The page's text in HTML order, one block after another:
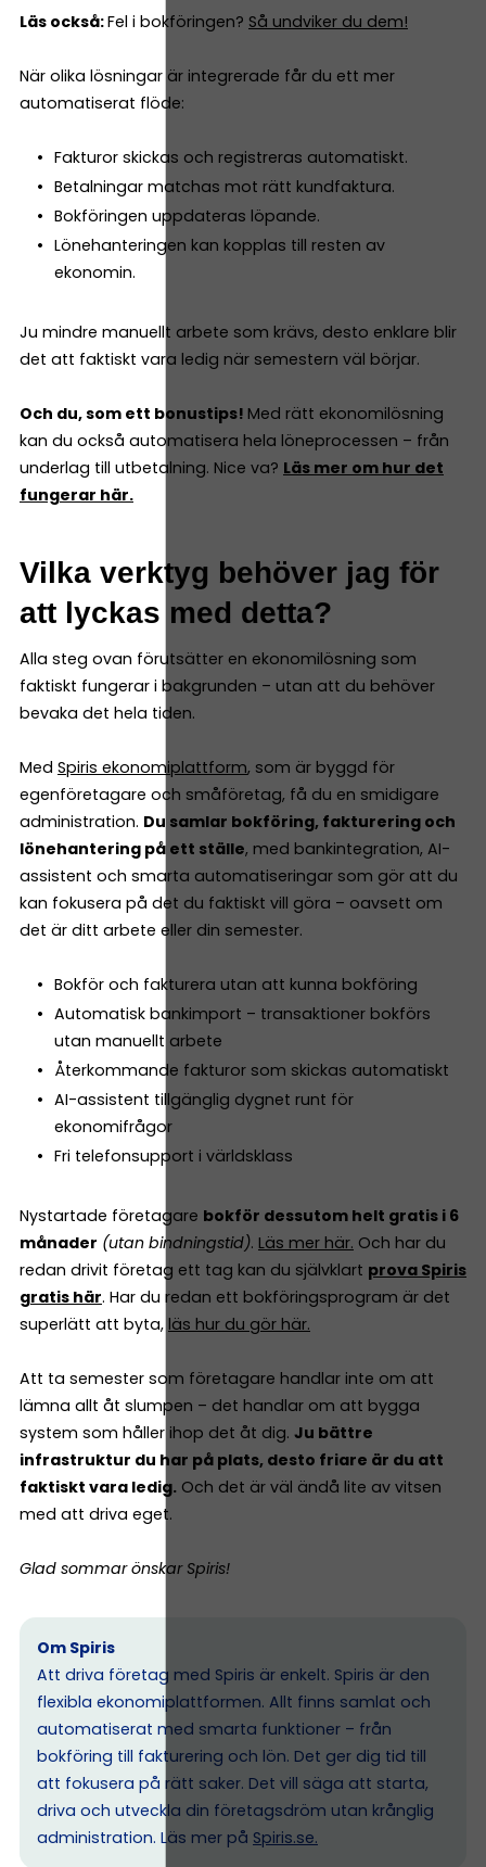
Läs också:Fel i bokföringen? Så undviker du dem!
När olika lösningar är integrerade får du ett mer
automatiserat flöde:
Fakturor skickas och registreras automatiskt.
Betalningar matchas mot rätt kundfaktura.
Bokföringen uppdateras löpande.
Lönehanteringen kan kopplas till resten av
ekonomin.
Ju mindre manuellt arbete som krävs, desto enklare blir
det att faktiskt vara ledig när semestern väl börjar.
Och du, som ett bonustips! Med rätt ekonomilösning
kan du också automatisera hela löneprocessen – från
underlag till utbetalning. Nice va? Läs mer om hur det
fungerar här.
Vilka verktyg behöver jag för
att lyckas med detta?
Alla steg ovan förutsätter en ekonomilösning som
faktiskt fungerar i bakgrunden – utan att du behöver
bevaka det hela tiden.
Med Spiris ekonomiplattform, som är byggd för
egenföretagare och småföretag, få du en smidigare
administration. Du samlar bokföring, fakturering och
lönehantering på ett ställe, med bankintegration, AI-
assistent och smarta automatiseringar som gör att du
kan fokusera på det du faktiskt vill göra – oavsett om
det är ditt arbete eller din semester.
Bokför och fakturera utan att kunna bokföring
Automatisk bankimport – transaktioner bokförs
utan manuellt arbete
Återkommande fakturor som skickas automatiskt
AI-assistent tillgänglig dygnet runt för
ekonomifrågor
Fri telefonsupport i världsklass
Nystartade företagare bokför dessutom helt gratis i 6
månader (utan bindningstid). Läs mer här. Och har du
redan drivit företag ett tag kan du självklart prova Spiris
gratis här. Har du redan ett bokföringsprogram är det
superlätt att byta, läs hur du gör här.
Att ta semester som företagare handlar inte om att
lämna allt åt slumpen – det handlar om att bygga
system som håller ihop det åt dig. Ju bättre
infrastruktur du har på plats, desto friare är du att
faktiskt vara ledig. Och det är väl ändå lite av vitsen
med att driva eget.
Glad sommar önskar Spiris!
Om Spiris
Att driva företag med Spiris är enkelt. Spiris är den
flexibla ekonomiplattformen. Allt finns samlat och
automatiserat med smarta funktioner – från
bokföring till fakturering och lön. Det ger dig tid till
att fokusera på rätt saker. Det vill säga att starta,
driva och utveckla din företagsdröm utan krånglig
administration. Läs mer på Spiris.se.